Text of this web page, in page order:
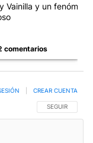
Vainilla y un fenómeno
comentarios
SIGA ESTA
SEGUIR
CREAR CUENTA